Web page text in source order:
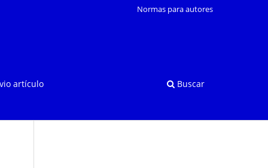
artículo Buscar
Normas para autores